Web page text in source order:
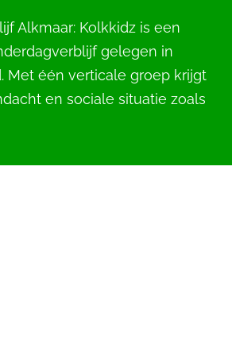
Alkmaar: Kolkkidz is een
gelegen in
Met één verticale groep krijgt
en sociale situatie zoals